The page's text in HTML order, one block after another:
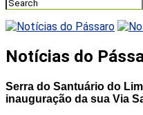
Notícias do
Serra do Santuário do
inauguração da sua Via